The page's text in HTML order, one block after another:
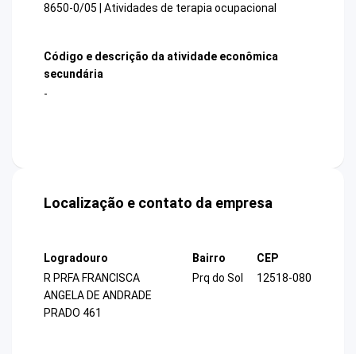
8650-0/05 | Atividades de terapia ocupacional
Código e descrição da atividade econômica
secundária
-
Localização e contato da empresa
Logradouro
R PRFA FRANCISCA
ANGELA DE ANDRADE
PRADO 461
Bairro
Prq do Sol
CEP
12518-080